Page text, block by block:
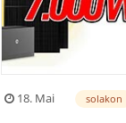
18. Mai solakon